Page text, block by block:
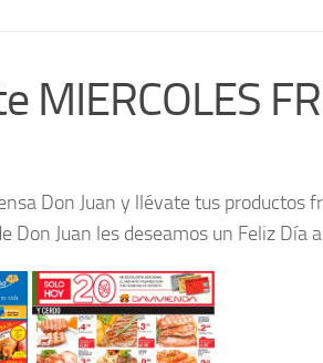
MIERCOLES
Don Juan y llévate tus productos
Juan les deseamos un Feliz Día